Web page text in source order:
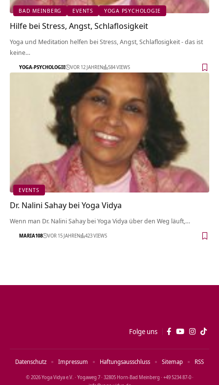
BAD MEINBERG EVENTS YOGA PSYCHOLOGIE
Hilfe bei Stress, Angst, Schlaflosigkeit
Yoga und Meditation helfen bei Stress, Angst, Schlaflosigkeit - das ist
keine…
YOGA-PSYCHOLOGIE VOR 12 JAHREN 584 VIEWS
EVENTS
Dr. Nalini Sahay bei Yoga Vidya
Wenn man Dr. Nalini Sahay bei Yoga Vidya über den Weg läuft,…
MARIA108 VOR 15 JAHREN 423 VIEWS
Folge uns
© 2026 Yoga Vidya e.V. · Yogaweg 7 · 32805 Horn‑Bad Meinberg · +49 5234 87‑0 ·
Datenschutz Impressum Haftungsausschluss Sitemap RSS